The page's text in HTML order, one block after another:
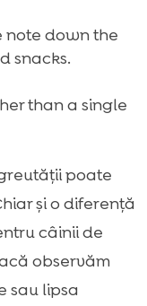
note down the
snacks.
than a single
poate
și o diferență
câinii de
observăm
sau lipsa